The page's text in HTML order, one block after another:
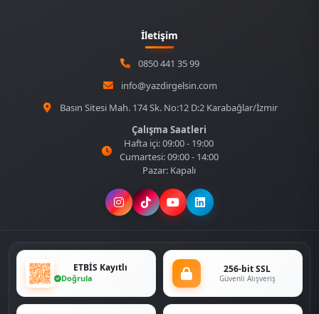
İletişim
0850 441 35 99
info@yazdirgelsin.com
Basın Sitesi Mah. 174 Sk. No:12 D:2 Karabağlar/İzmir
Çalışma Saatleri
Hafta içi: 09:00 - 19:00
Cumartesi: 09:00 - 14:00
Pazar: Kapalı
ETBİS Kayıtlı
Doğrula
256-bit SSL
Güvenli Alışveriş